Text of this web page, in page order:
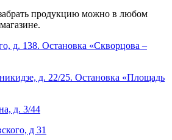
продукцию можно в любом
д. 138. Остановка «Скворцова –
д. 22/25. Остановка «Площадь
д. 3/44
д 31